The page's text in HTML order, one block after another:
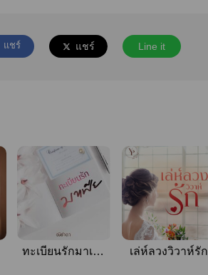
แชร์ แชร์ Line it
ทะเบียนรักมาเฟีย
เล่ห์ลวงวิวาห์รัก